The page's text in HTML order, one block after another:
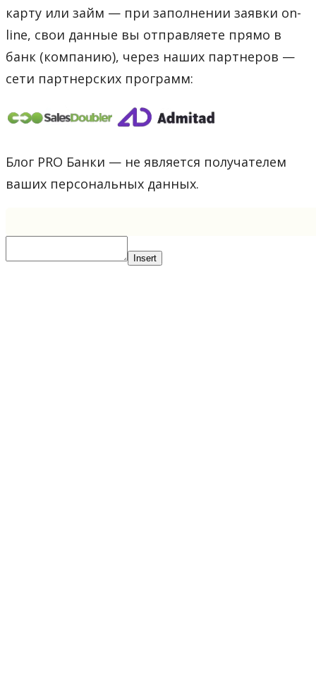
карту или займ — при заполнении заявки on-
line, свои данные вы отправляете прямо в
банк (компанию), через наших партнеров —
сети партнерских программ:
Блог PRO Банки — не является получателем
ваших персональных данных.
Insert